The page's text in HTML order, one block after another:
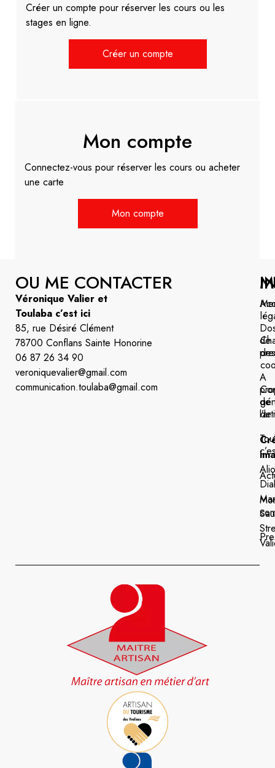
Créer un compte pour réserver les cours ou les
stages en ligne.
Créer un compte
Mon compte
Connectez-vous pour réserver les cours ou acheter
une carte
Mon compte
OU ME CONTACTER
Véronique Valier et
Toulaba c’est ici
85, rue Désiré Clément
78700 Conflans Sainte Honorine
06 87 26 34 90
veroniquevalier@gmail.com
communication.toulaba@gmail.com
de
A
de
des
de